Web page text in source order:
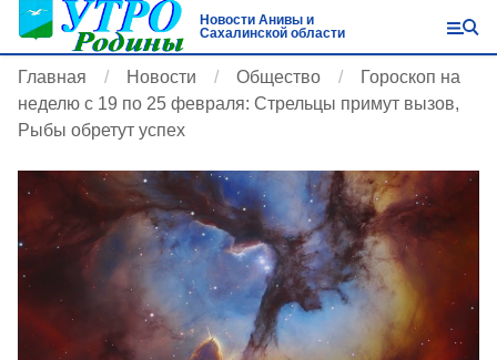
Новости Анивы и
Сахалинской области
Главная Новости Общество
Гороскоп на
неделю с 19 по 25 февраля: Стрельцы примут вызов,
Рыбы обретут успех